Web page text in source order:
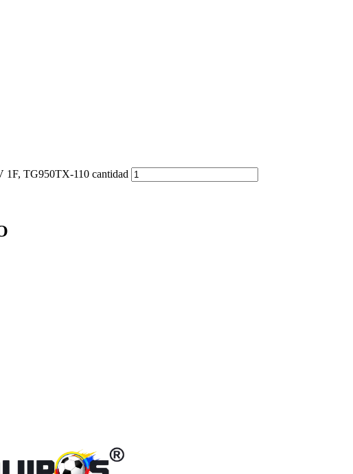
1F, TG950TX-110 cantidad